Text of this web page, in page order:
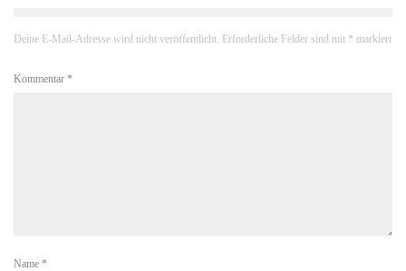
Deine E-Mail-Adresse wird nicht veröffentlicht. Erforderliche Felder sind mit * markiert
Kommentar *
Name *